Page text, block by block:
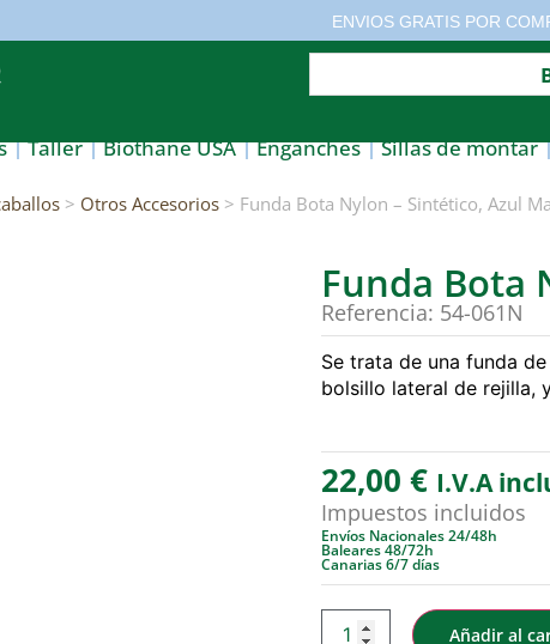
ENVIOS GRATIS POR
Taller Biothane USA Enganches Sillas de montar
> Otros Accesorios > Funda Bota Nylon – Sintético, Azul
Funda Bota
Referencia: 54-061N
Se trata de una funda
bolsillo lateral de rejilla,
22,00€ I.V.A
Impuestos incluidos
Envíos Nacionales 24/48h
Baleares 48/72h
Canarias 6/7 días
Añadir al